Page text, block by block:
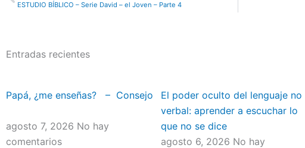
ESTUDIO BÍBLICO – Serie David – el Joven – Parte 4
Entradas recientes
Papá, ¿me enseñas? – Consejo
agosto 7, 2026 No hay
comentarios
El poder oculto del lenguaje no
verbal: aprender a escuchar lo
que no se dice
agosto 6, 2026 No hay